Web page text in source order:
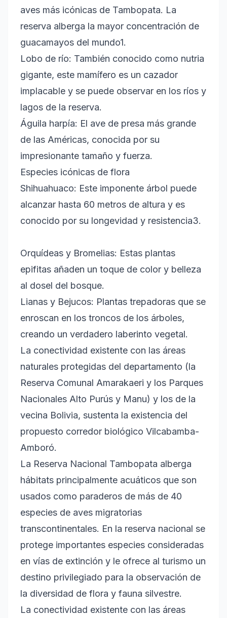
aves más icónicas de Tambopata. La
reserva alberga la mayor concentración de
guacamayos del mundo1.
Lobo de río: También conocido como nutria
gigante, este mamífero es un cazador
implacable y se puede observar en los ríos y
lagos de la reserva.
Águila harpía: El ave de presa más grande
de las Américas, conocida por su
impresionante tamaño y fuerza.
Especies icónicas de flora
Shihuahuaco: Este imponente árbol puede
alcanzar hasta 60 metros de altura y es
conocido por su longevidad y resistencia3.
Orquídeas y Bromelias: Estas plantas
epifitas añaden un toque de color y belleza
al dosel del bosque.
Lianas y Bejucos: Plantas trepadoras que se
enroscan en los troncos de los árboles,
creando un verdadero laberinto vegetal.
La conectividad existente con las áreas
naturales protegidas del departamento (la
Reserva Comunal Amarakaeri y los Parques
Nacionales Alto Purús y Manu) y los de la
vecina Bolivia, sustenta la existencia del
propuesto corredor biológico Vilcabamba-
Amboró.
La Reserva Nacional Tambopata alberga
hábitats principalmente acuáticos que son
usados como paraderos de más de 40
especies de aves migratorias
transcontinentales. En la reserva nacional se
protege importantes especies consideradas
en vías de extinción y le ofrece al turismo un
destino privilegiado para la observación de
la diversidad de flora y fauna silvestre.
La conectividad existente con las áreas